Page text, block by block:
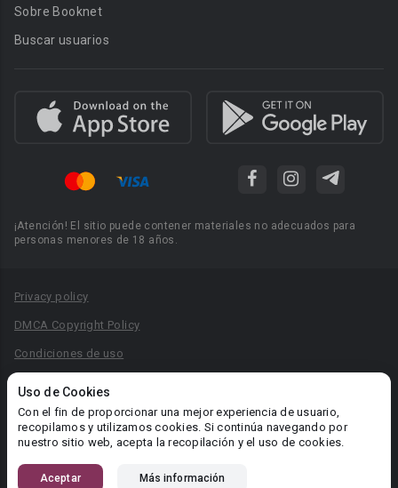
Uso de Cookies
Con el fin de proporcionar una mejor experiencia de usuario,
recopilamos y utilizamos cookies. Si continúa navegando por
nuestro sitio web, acepta la recopilación y el uso de cookies.
Aceptar Más información
Sobre Booknet
Buscar usuarios
¡Atención! El sitio puede contener materiales no adecuados para
personas menores de 18 años.
Privacy policy
DMCA Copyright Policy
Condiciones de uso
Reglas para la publicación de libros
Área RR.PP.: pr@booknet.com
© 2026 Booknet. Todos los derechos reservados.